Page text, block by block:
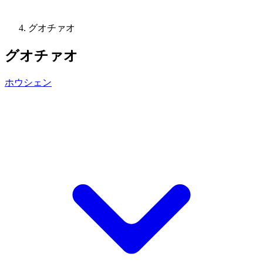
グオチァオ
グオチァオ
ホウシェン